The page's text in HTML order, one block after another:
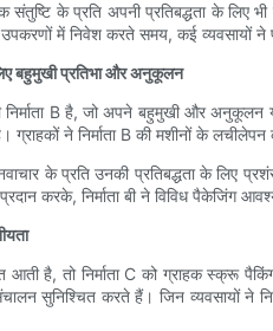
संतुष्टि के प्रति अपनी प्रतिबद्धता के
में निवेश करते समय, कई व्यवसायों ने
बहुमुखी प्रतिभा और अनुकूलन
B है, जो अपने बहुमुखी और अनुकूलन
ने निर्माता B की मशीनों के
के प्रति उनकी प्रतिबद्धता के लिए
करके, निर्माता बी ने विविध पैकेजिंग
आती है, तो निर्माता C को ग्राहक
सुनिश्चित करते हैं। जिन व्यवसायों ने